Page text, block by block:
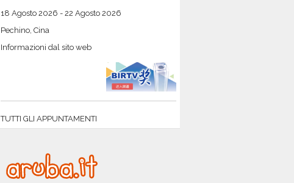
18 Agosto 2026 - 22 Agosto 2026
Pechino, Cina
Informazioni dal sito web
TUTTI GLI APPUNTAMENTI